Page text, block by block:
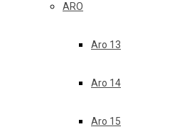
ARO
Aro 13
Aro 14
Aro 15